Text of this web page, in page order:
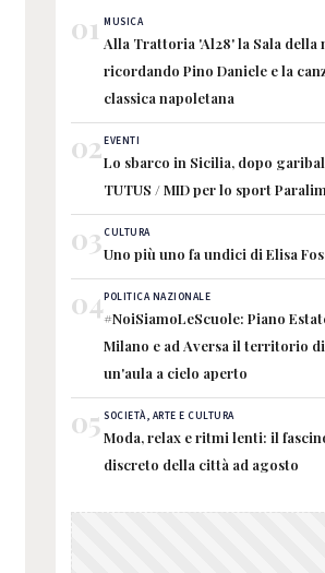
01 MUSICA
Alla Trattoria 'Al28' la Sala della
ricordando Pino Daniele e la
classica napoletana
02EVENTI
Lo sbarco in Sicilia, dopo
TUTUS / MID per lo sport
03CULTURA
Uno più uno fa undici di Elisa
04POLITICA NAZIONALE
#NoiSiamoLeScuole: Piano
Milano e ad Aversa il territorio
un'aula a cielo aperto
05 SOCIETÀ, ARTE E CULTURA
Moda, relax e ritmi lenti: il
discreto della città ad agosto